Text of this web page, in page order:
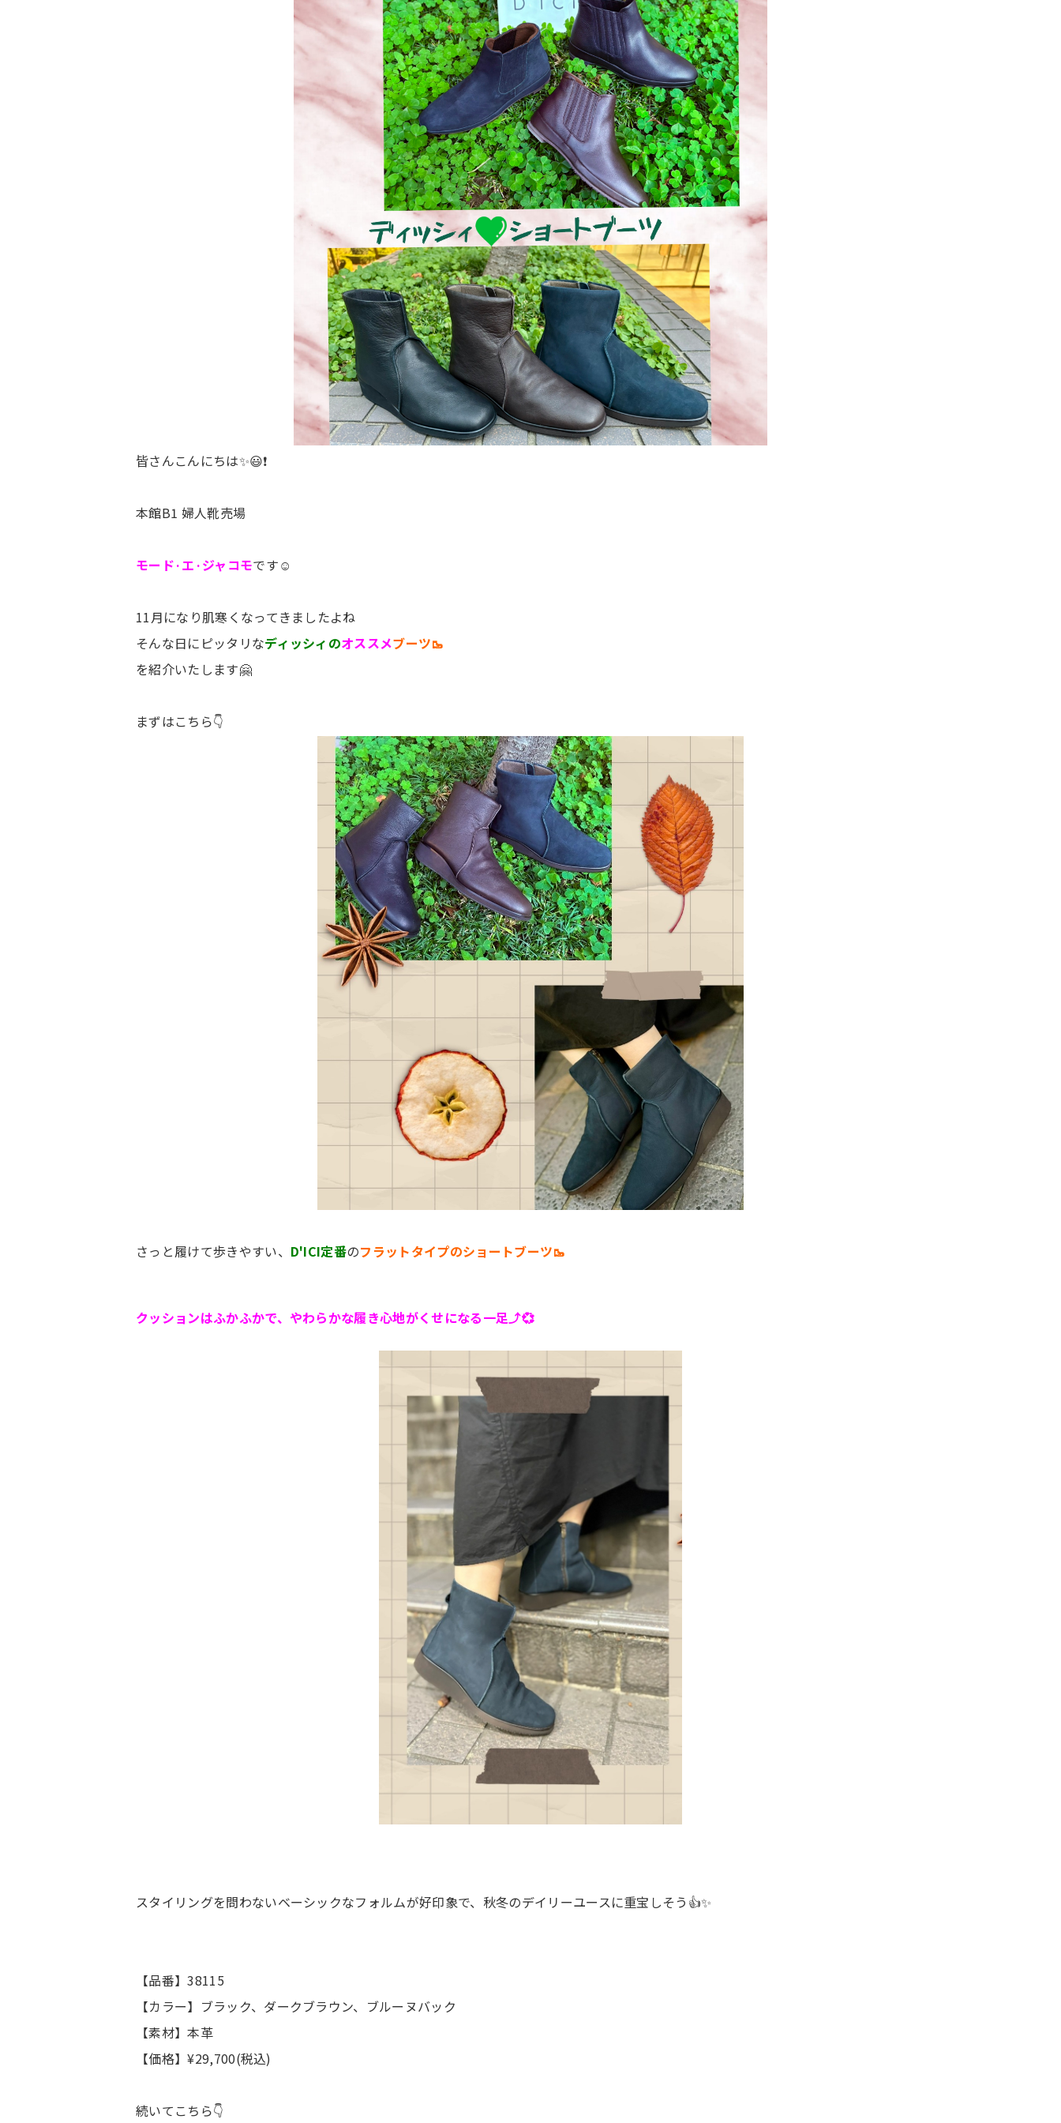
皆さんこんにちは✨😃❗
本館B1 婦人靴売場
モード·エ·ジャコモです☺️
11月になり肌寒くなってきましたよね
そんな日にピッタリなディッシィのオススメブーツ🥾
を紹介いたします🤗
まずはこちら👇
さっと履けて歩きやすい、 D'ICI定番のフラットタイプのショートブーツ🥾
クッションはふかふかで、やわらかな履き心地がくせになる一足⤴️💞
スタイリングを問わないベーシックなフォルムが好印象で、秋冬のデイリーユースに重宝しそう👍✨
【品番】38115
【カラー】ブラック、ダークブラウン、ブルーヌバック
【素材】本革
【価格】¥29,700(税込)
続いてこちら👇